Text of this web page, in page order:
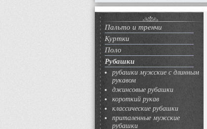
Пальто и тренчи
Куртки
Поло
Рубашки
рубашки мужские с длинным
рукавом
джинсовые рубашки
короткий рукав
классические рубашки
приталенные мужские
рубашки